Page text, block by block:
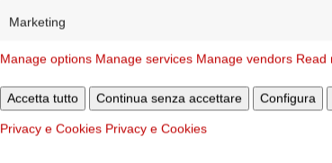
Marketing
Manage options Manage services Manage vendors Read
Accetta tutto Continua senza accettare Configura
Privacy e Cookies Privacy e Cookies